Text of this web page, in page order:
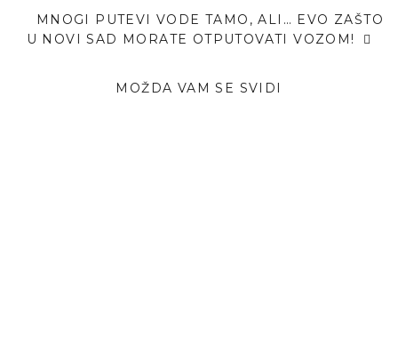
MNOGI PUTEVI VODE TAMO, ALI… EVO ZAŠTO
U NOVI SAD MORATE OTPUTOVATI VOZOM!
MOŽDA VAM SE SVIDI